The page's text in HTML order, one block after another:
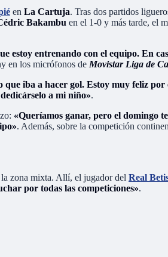
en La Cartuja. Tras dos partidos
Bakambu en el 1-0 y más tarde, el
estoy entrenando con el equipo. En
en los micrófonos de Movistar Liga de
iba a hacer gol. Estoy muy feliz
a mi niño».
«Queríamos ganar, pero el domingo
. Además, sobre la competición
la zona mixta. Allí, el jugador del Real
por todas las competiciones».